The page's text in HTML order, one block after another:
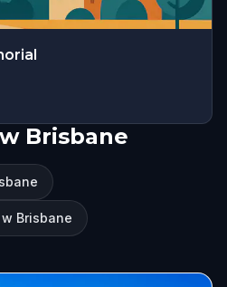
Brisbane
Brisbane